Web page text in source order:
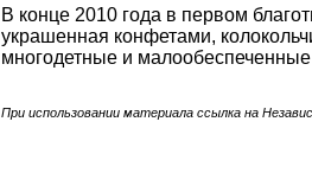
В конце 2010 года в первом
украшенная конфетами,
многодетные и малообеспеченные
При использовании материала ссылка на